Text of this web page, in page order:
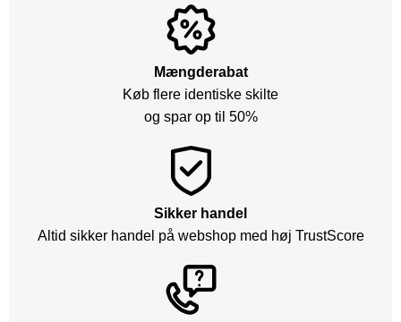
Mængderabat
Køb flere identiske skilte
og spar op til 50%
Sikker handel
Altid sikker handel på webshop med høj TrustScore